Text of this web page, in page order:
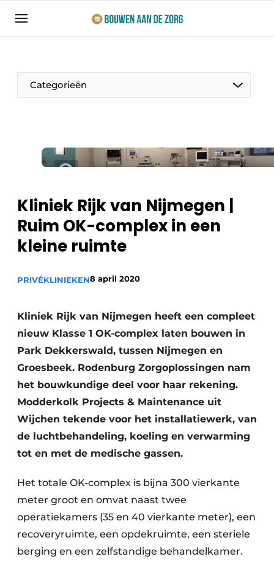
Aanmelden
Bedrijven
Bouwen aan de Zorg | Vakblad over bouw en
Direct contact
Jaarboek
Jubileumboek
Meest gelezen
Podcasts
Vacature aanmelden
Video’s
Categorieën
Productinformatie
Ziekenhuizen
Privéklinieken
Laboratoria
Kliniek Rijk van Nijmegen |
Ruim OK-complex in een
kleine ruimte
PRIVÉKLINIEKEN8 april 2020
Kliniek Rijk van Nijmegen heeft een compleet
nieuw Klasse 1 OK-complex laten bouwen in
Park Dekkerswald, tussen Nijmegen en
Groesbeek. Rodenburg Zorgoplossingen nam
het bouwkundige deel voor haar rekening.
Modderkolk Projects & Maintenance uit
Wijchen tekende voor het installatiewerk, van
de luchtbehandeling, koeling en verwarming
tot en met de medische gassen.
Het totale OK-complex is bijna 300 vierkante
meter groot en omvat naast twee
operatiekamers (35 en 40 vierkante meter), een
recoveryruimte, een opdekruimte, een steriele
berging en een zelfstandige behandelkamer.